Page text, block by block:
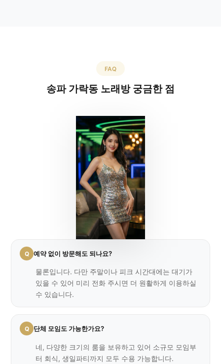
FAQ
송파 가락동 노래방 궁금한 점
예약 없이 방문해도 되나요?
물론입니다. 다만 주말이나 피크 시간대에는 대기가
있을 수 있어 미리 전화 주시면 더 원활하게 이용하실
수 있습니다.
단체 모임도 가능한가요?
네, 다양한 크기의 룸을 보유하고 있어 소규모 모임부
터 회식, 생일파티까지 모두 수용 가능합니다.